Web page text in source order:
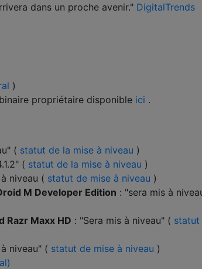
dans un proche avenir." DigitalTrends
)
propriétaire disponible ici .
( statut de la mise à niveau )
( statut de la mise à niveau )
niveau ( statut de mise à niveau )
M Developer Edition : "sera mis à
Razr Maxx HD : "Sera mis à niveau" ( statut
niveau" ( statut de mise à niveau )